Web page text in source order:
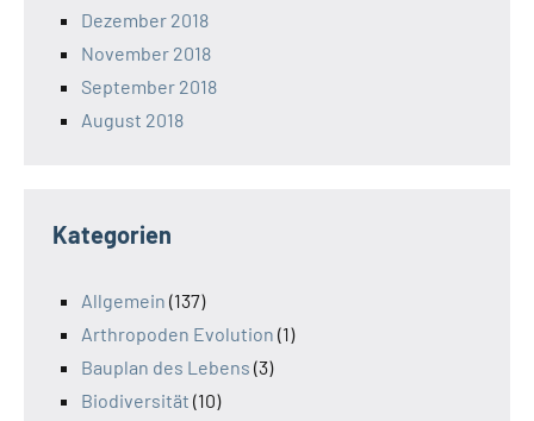
Dezember 2018
November 2018
September 2018
August 2018
Kategorien
Allgemein (137)
Arthropoden Evolution (1)
Bauplan des Lebens (3)
Biodiversität (10)